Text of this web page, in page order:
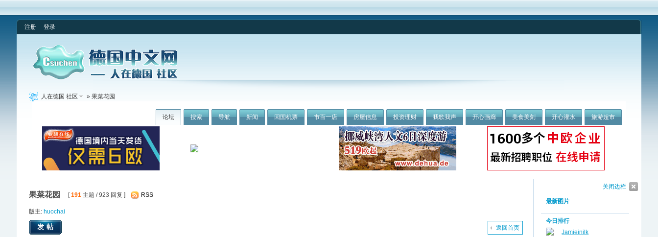
注册 登录
论坛 搜索 导航 新闻 回国机票 市百一店 房屋信息 投资理财 我歌我声 开心画廊 美食美刻 开心灌水 旅游超市
人在德国 社区 » 果菜花园
关闭边栏
果菜花园 [191主题 / 923 回复 ] RSS
版主: huochai
返回首页
发帖
最新图片
今日排行
Jamieinilk